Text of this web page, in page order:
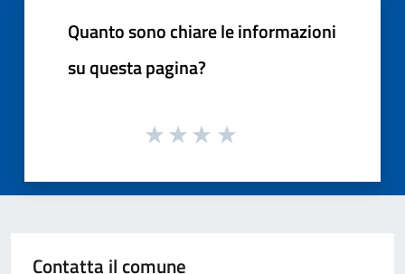
Quanto sono chiare le informazioni
su questa pagina?
Contatta il comune